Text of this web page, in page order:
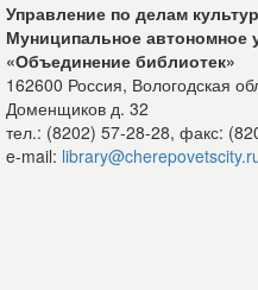
Управление по делам
Муниципальное автономное
«Объединение библиотек»
162600 Россия, Вологодская
Доменщиков д. 32
тел.: (8202) 57-28-28, факс:
e-mail: